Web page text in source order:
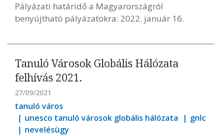
Pályázati határidő a Magyarországról
benyújtható pályázatokra: 2022. január 16.
Tanuló Városok Globális Hálózata
felhívás 2021.
27/09/2021
tanuló város
unesco tanuló városok globális hálózata
gnlc
nevelésügy